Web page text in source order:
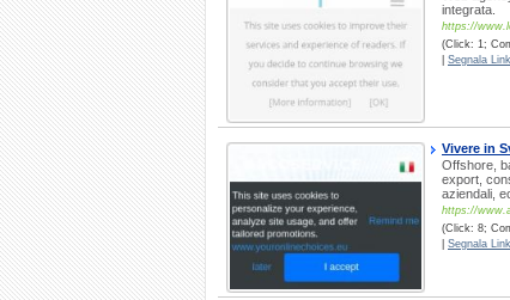
integrata.
https://
(Click: 1;
Segnala
Vivere in
Offshore,
export,
aziendali,
https://
(Click: 8;
Segnala